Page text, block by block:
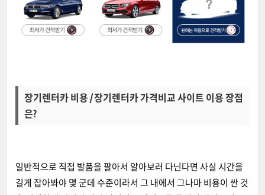
장기렌터카 비용 / 장기렌터카 가격비교 사이트 이용 장점
은?
일반적으로 직접 발품을 팔아서 알아보러 다닌다면 사실 시간을
길게 잡아봐야 몇 군데 수준이라서 그 내에서 그나마 비용이 싼 것